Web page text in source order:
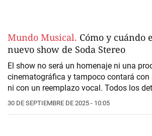
Mundo Musical. Cómo y cuándo
nuevo show de Soda Stereo
El show no será un homenaje ni una
cinematográfica y tampoco contará
ni con un reemplazo vocal. Todos los
30 DE SEPTIEMBRE DE 2025 - 10:05